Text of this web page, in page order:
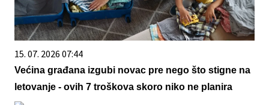
15. 07. 2026 07:44
Većina građana izgubi novac pre nego što stigne na
letovanje - ovih 7 troškova skoro niko ne planira